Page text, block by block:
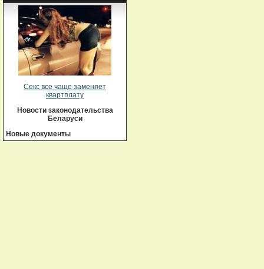
Секс все чаще заменяет
квартплату
Новости законодательства
Беларуси
Новые документы